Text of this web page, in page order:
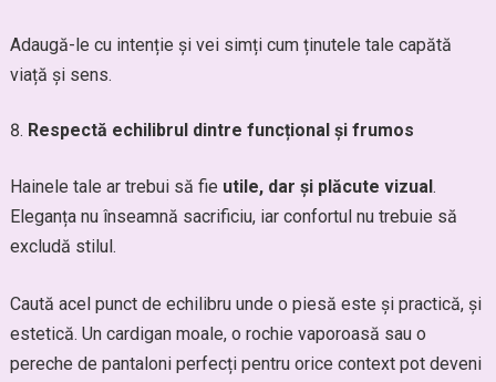
Adaugă-le cu intenție și vei simți cum ținutele tale capătă
viață și sens.
Respectă echilibrul dintre funcțional și frumos
Hainele tale ar trebui să fie utile, dar și plăcute vizual.
Eleganța nu înseamnă sacrificiu, iar confortul nu trebuie să
excludă stilul.
Caută acel punct de echilibru unde o piesă este și practică, și
estetică. Un cardigan moale, o rochie vaporoasă sau o
pereche de pantaloni perfecți pentru orice context pot deveni